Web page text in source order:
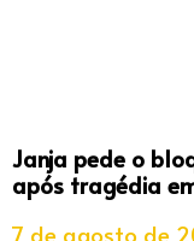
Janja pede o
após tragédia
7 de agosto de